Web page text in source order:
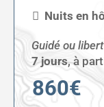
Nuits en
Guidé ou
7 jours, à
860€